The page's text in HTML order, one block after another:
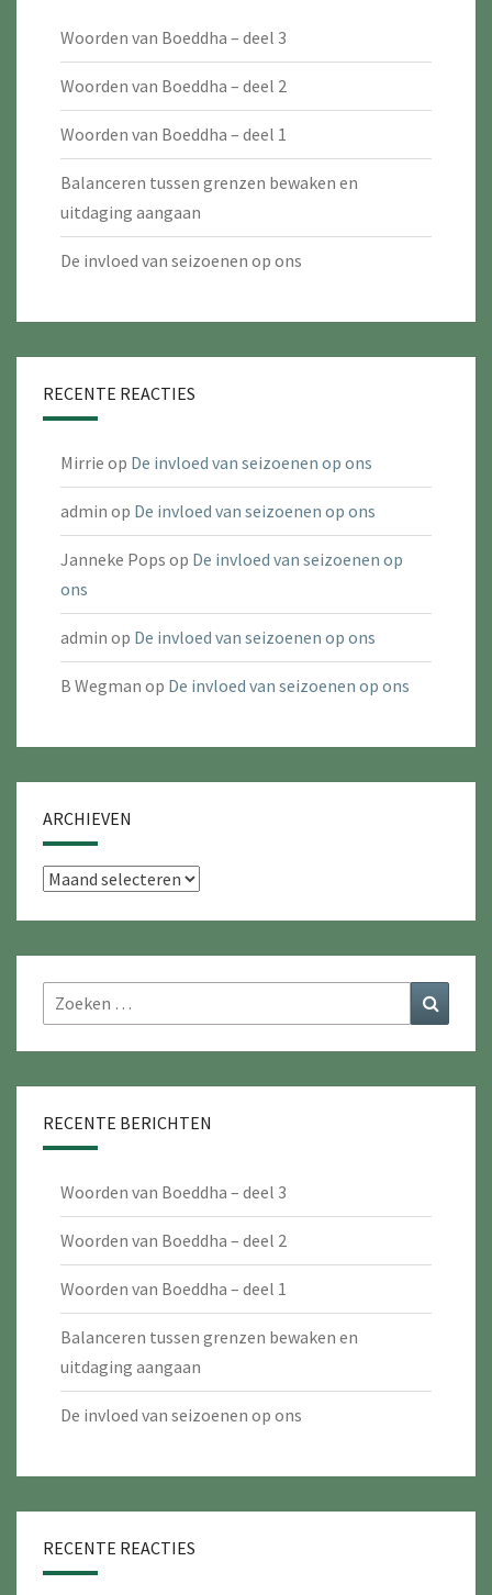
Woorden van Boeddha – deel 3
Woorden van Boeddha – deel 2
Woorden van Boeddha – deel 1
Balanceren tussen grenzen bewaken en
uitdaging aangaan
De invloed van seizoenen op ons
RECENTE REACTIES
Mirrie op De invloed van seizoenen op ons
admin op De invloed van seizoenen op ons
Janneke Pops op De invloed van seizoenen op
ons
admin op De invloed van seizoenen op ons
B Wegman op De invloed van seizoenen op ons
ARCHIEVEN
Archieven
Zoeken
naar:
RECENTE BERICHTEN
Woorden van Boeddha – deel 3
Woorden van Boeddha – deel 2
Woorden van Boeddha – deel 1
Balanceren tussen grenzen bewaken en
uitdaging aangaan
De invloed van seizoenen op ons
RECENTE REACTIES